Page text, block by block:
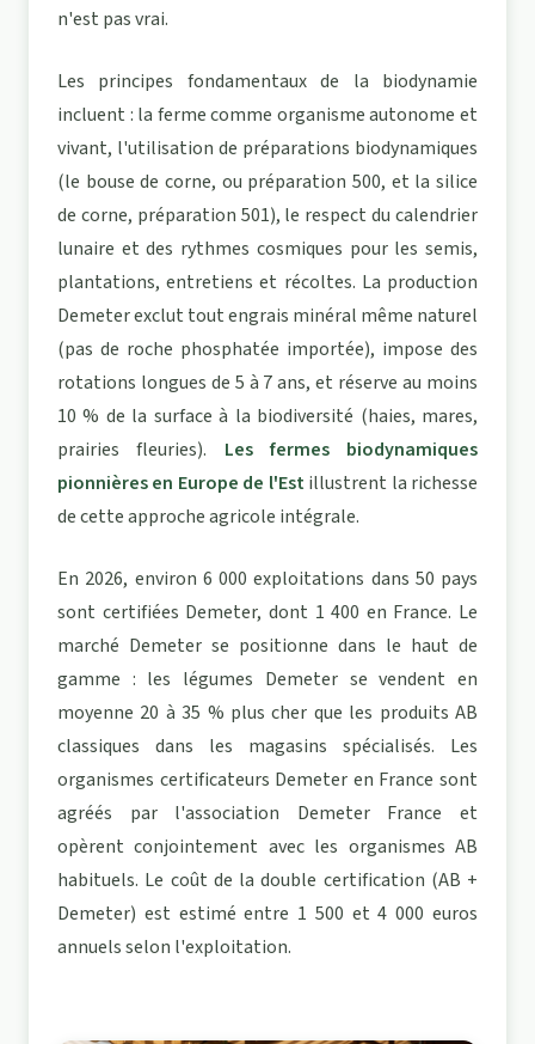
n'est pas vrai.
Les principes fondamentaux de la biodynamie
incluent : la ferme comme organisme autonome et
vivant, l'utilisation de préparations biodynamiques
(le bouse de corne, ou préparation 500, et la silice
de corne, préparation 501), le respect du calendrier
lunaire et des rythmes cosmiques pour les semis,
plantations, entretiens et récoltes. La production
Demeter exclut tout engrais minéral même naturel
(pas de roche phosphatée importée), impose des
rotations longues de 5 à 7 ans, et réserve au moins
10 % de la surface à la biodiversité (haies, mares,
prairies fleuries). Les fermes biodynamiques
pionnières en Europe de l'Estillustrent la richesse
de cette approche agricole intégrale.
En 2026, environ 6 000 exploitations dans 50 pays
sont certifiées Demeter, dont 1 400 en France. Le
marché Demeter se positionne dans le haut de
gamme : les légumes Demeter se vendent en
moyenne 20 à 35 % plus cher que les produits AB
classiques dans les magasins spécialisés. Les
organismes certificateurs Demeter en France sont
agréés par l'association Demeter France et
opèrent conjointement avec les organismes AB
habituels. Le coût de la double certification (AB +
Demeter) est estimé entre 1 500 et 4 000 euros
annuels selon l'exploitation.